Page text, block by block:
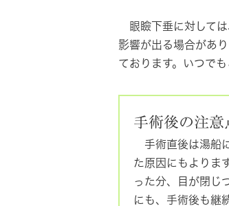
眼瞼下垂に対しては
影響が出る場合があ
ております。いつで
手術後の注意
手術直後は湯船
た原因にもよりま
った分、目が閉じ
にも、手術後も継